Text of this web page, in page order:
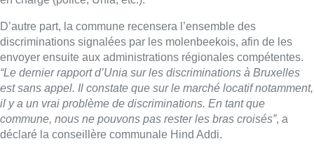
D’autre part, la commune recensera l’ensemble des
discriminations signalées par les molenbeekois, afin de les
envoyer ensuite aux administrations régionales compétentes.
“Le dernier rapport d’Unia sur les discriminations à Bruxelles
est sans appel. Il constate que sur le marché locatif notamment,
il y a un vrai problème de discriminations. En tant que
commune, nous ne pouvons pas rester les bras croisés”, a
déclaré la conseillère communale Hind Addi.